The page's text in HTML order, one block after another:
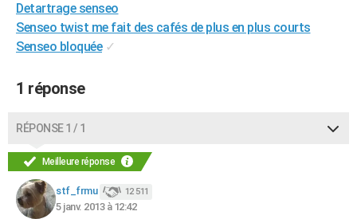
Destinations
City break
Voyage nature
Voyage de noces
Forum
Climat
+PHOTO
GUIDES D'ACHAT
BONS PLANS
Dictionnaire
Biographies
Citations
Expressions
Proverbes
PROGRAMME TV
COPAINS D'AVANT
Detartrage senseo
Senseo twist me fait des cafés de plus en plus courts
Senseo bloquée ✓
1 réponse
RÉPONSE 1 / 1
Meilleure réponse
stf_frmu 12 511
5 janv. 2013 à 12:42